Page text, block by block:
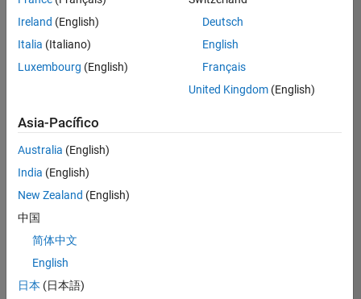
Pruebe
ampliar
su
todos
empleos.
Si aun
así no
ninguna
vacante
que se
a sus
Ireland (English)
Italia (Italiano)
Luxembourg (English)
Deutsch
English
Français
United Kingdom(English)
Asia-Pacífico
Australia (English)
India (English)
New Zealand (English)
中国
简体中文
English
日本 (日本語)